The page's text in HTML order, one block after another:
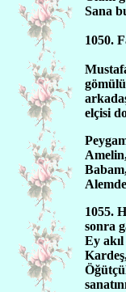
Sana
1050.
elçisi
1055.
sonra
Ey